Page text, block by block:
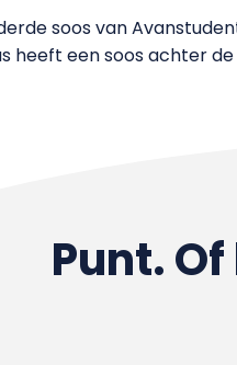
soos van
heeft een soos achter
Punt.